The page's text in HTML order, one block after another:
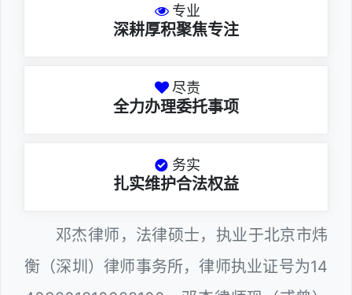
专业
深耕厚积聚焦专注
尽责
全力办理委托事项
务实
扎实维护合法权益
邓杰律师，法律硕士，执业于北京市炜
衡（深圳）律师事务所，律师执业证号为14